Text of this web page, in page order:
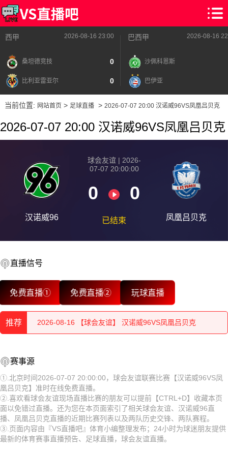
西甲 2026-08-16 23:00
桑坦德竞技 0
比利亚雷亚尔 0
巴西甲 2026-08-16
沙佩科恩斯
巴伊亚
当前位置: 网站首页> 足球直播> 2026-07-07 20:00 汉诺威96VS凤凰吕贝克
2026-07-07 20:00 汉诺威96VS凤凰吕贝克
汉诺威96
球会友谊 | 2026-
07-07 20:00:00
0 0
已结束 凤凰吕贝克
直播信号
免费直播① 免费直播② 玩球直播
推荐
2026-08-16 【球会友谊】 汉诺威96VS凤凰吕贝克
2026-08-16 【球会友谊】 汉诺威96VS凤凰吕贝克
2026-08-16 【球会友谊】 汉诺威96VS凤凰吕贝克
2026-08-16 【球会友谊】 汉诺威96VS凤凰吕贝克
2026-08-16 【球会友谊】 汉诺威96VS凤凰吕贝克
2026-08-16 【球会友谊】 汉诺威96VS凤凰吕贝克
2026-08-16 【球会友谊】 汉诺威96VS凤凰吕贝克
2026-08-16 【球会友谊】 汉诺威96VS凤凰吕贝克
2026-08-16 【球会友谊】 汉诺威96VS凤凰吕贝克
赛事源
①.北京时间2026-07-07 20:00:00，球会友谊联赛比赛【汉诺威96VS凤
凰吕贝克】准时在线免费直播。
②.喜欢看球会友谊现场直播比赛的朋友可以提前【CTRL+D】收藏本页
面以免错过直播。还为您在本页面索引了相关球会友谊、汉诺威96直
播、凤凰吕贝克直播的近期比赛列表以及两队历史交锋、两队赛程。
③.页面内容由『VS直播吧』体育小编整理发布；24小时为球迷朋友提供
最新的体育赛事直播预告、足球直播，球会友谊直播。